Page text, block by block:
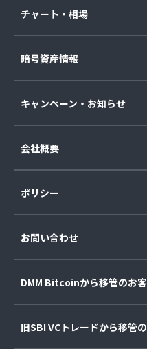
チャート・相場
暗号資産情報
キャンペーン・お知らせ
会社概要
ポリシー
お問い合わせ
DMM Bitcoinから移管のお
旧SBI VCトレードから移管